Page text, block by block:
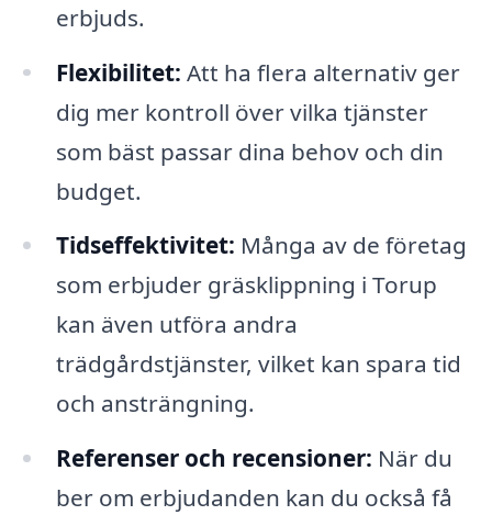
erbjuds.
Flexibilitet: Att ha flera alternativ ger
dig mer kontroll över vilka tjänster
som bäst passar dina behov och din
budget.
Tidseffektivitet: Många av de företag
som erbjuder gräsklippning i Torup
kan även utföra andra
trädgårdstjänster, vilket kan spara tid
och ansträngning.
Referenser och recensioner: När du
ber om erbjudanden kan du också få